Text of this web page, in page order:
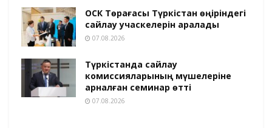
ОСК Төрағасы Түркістан өңіріндегі
сайлау учаскелерін аралады
07.08.2026
Түркістанда сайлау
комиссияларының мүшелеріне
арналған семинар өтті
07.08.2026